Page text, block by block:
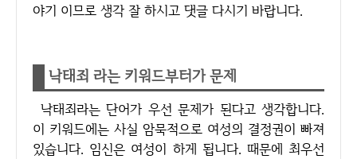
야기 이므로 생각 잘 하시고 댓글 다시기 바랍니다.
낙태죄 라는 키워드부터가 문제
낙태죄라는 단어가 우선 문제가 된다고 생각합니다.
이 키워드에는 사실 암묵적으로 여성의 결정권이 빠져
있습니다. 임신은 여성이 하게 됩니다. 때문에 최우선